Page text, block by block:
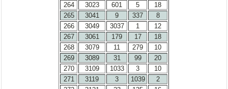
264
3023 601 5
18
265
3041 9 337
8
266
3049 3037 1
12
267
3061 179 17
18
268
3079 11 279
10
269
3089 31 99
20
270
3109 1033 3
10
271
3119 3 1039
2